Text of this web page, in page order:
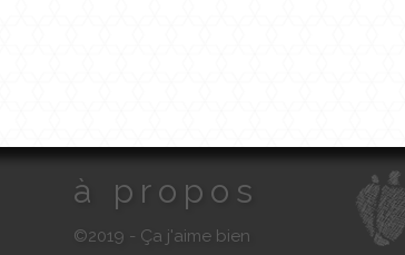
à propos
©2019 - Ça j'aime bien